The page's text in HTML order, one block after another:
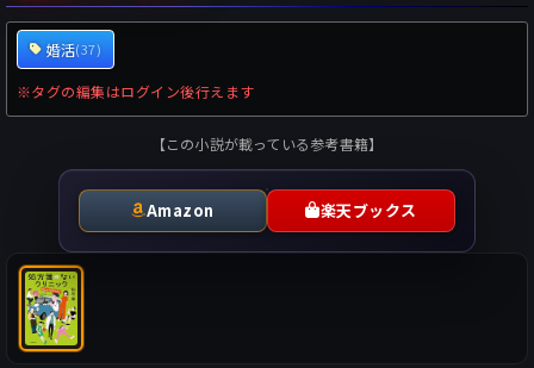
婚活(37)
※タグの編集はログイン後行えます
【この小説が載っている参考書籍】
Amazon 楽天ブックス